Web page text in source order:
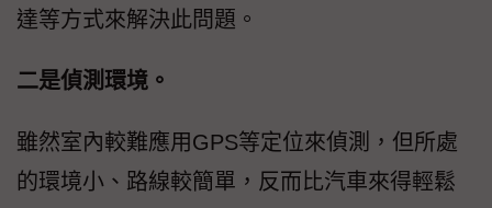
達等方式來解決此問題。
二是偵測環境。
雖然室內較難應用GPS等定位來偵測，但所處
的環境小、路線較簡單，反而比汽車來得輕鬆